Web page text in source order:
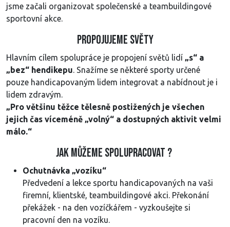
jsme začali organizovat společenské a teambuildingové
sportovní akce.
PROPOJUJEME SVĚTY
Hlavním cílem spolupráce je propojení světů lidí „s“ a
„bez“ hendikepu. Snažíme se některé sporty určené
pouze handicapovaným lidem integrovat a nabídnout je i
lidem zdravým.
„Pro většinu těžce tělesně postižených je všechen
jejich čas víceméně „volný“ a dostupných aktivit velmi
málo.“
Jak můžeme spolupracovat ?
Ochutnávka „vozíku“
Předvedení a lekce sportu handicapovaných na vaši
firemní, klientské, teambuildingové akci. Překonání
překážek - na den vozíčkářem - vyzkoušejte si
pracovní den na vozíku.